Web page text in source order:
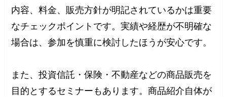
内容、料金、販売方針が明記されているかは重要
なチェックポイントです。実績や経歴が不明確な
場合は、参加を慎重に検討したほうが安心です。
また、投資信託・保険・不動産などの商品販売を
目的とするセミナーもあります。商品紹介自体が